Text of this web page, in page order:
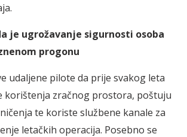
je ugrožavanje sigurnosti osoba
progonu
udaljene pilote da prije svakog leta
korištenja zračnog prostora, poštuju
te koriste službene kanale za
letačkih operacija. Posebno se